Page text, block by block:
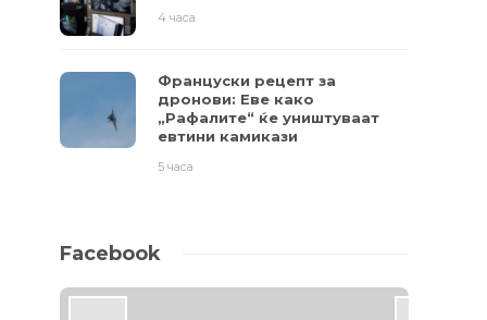
4 часа
Француски рецепт за
дронови: Еве како
„Рафалите“ ќе уништуваат
евтини камикази
5 часа
Facebook